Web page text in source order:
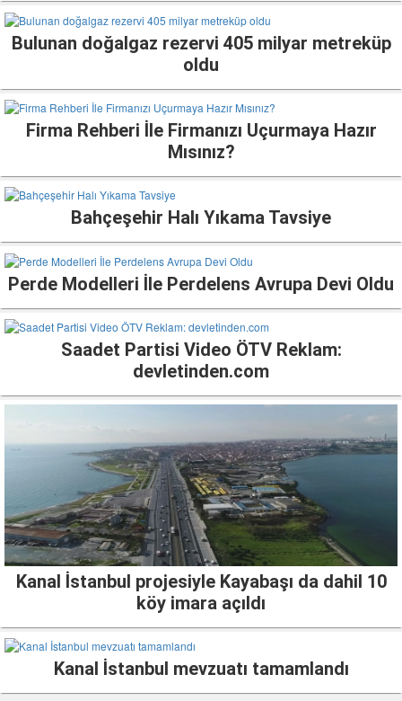
Bulunan doğalgaz rezervi 405 milyar metreküp
oldu
Firma Rehberi İle Firmanızı Uçurmaya Hazır
Mısınız?
Bahçeşehir Halı Yıkama Tavsiye
Perde Modelleri İle Perdelens Avrupa Devi Oldu
Saadet Partisi Video ÖTV Reklam:
devletinden.com
Kanal İstanbul projesiyle Kayabaşı da dahil 10
köy imara açıldı
Kanal İstanbul mevzuatı tamamlandı